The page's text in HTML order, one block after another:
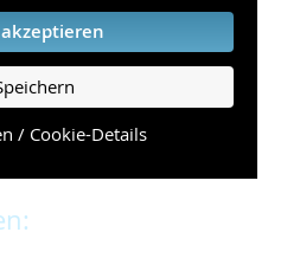
/ Cookie-Details
und einzuhalten.
Sie auf unserer
Fragen